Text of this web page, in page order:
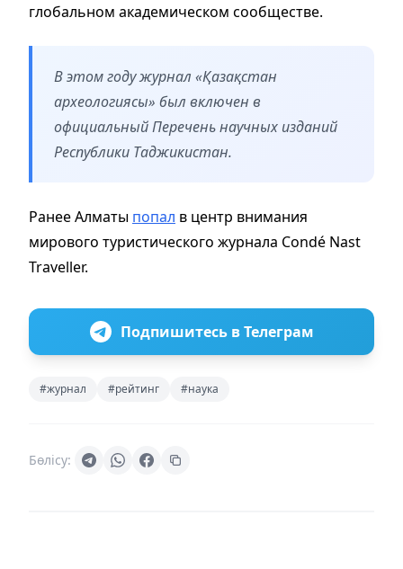
глобальном академическом сообществе.
В этом году журнал «Қазақстан
археологиясы» был включен в
официальный Перечень научных изданий
Республики Таджикистан.
Ранее Алматы попал в центр внимания
мирового туристического журнала Condé Nast
Traveller.
Подпишитесь в Телеграм
#журнал #рейтинг #наука
Бөлісу: